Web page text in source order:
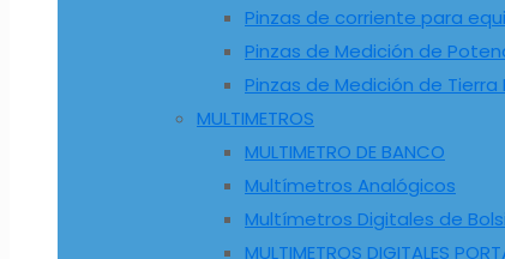
Pinzas de corriente para
Pinzas de Medición de
Pinzas de Medición de Tierra
MULTIMETROS
MULTIMETRO DE BANCO
Multímetros Analógicos
Multímetros Digitales de
MULTIMETROS DIGITALES